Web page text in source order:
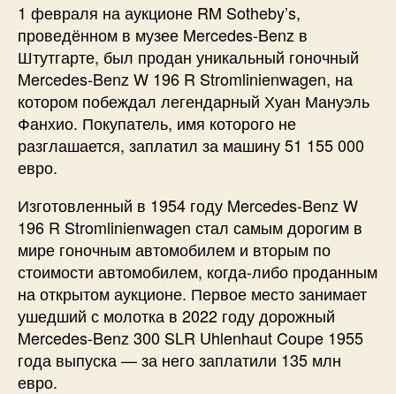
1 февраля на аукционе RM Sotheby’s,
проведённом в музее Mercedes-Benz в
Штутгарте, был продан уникальный гоночный
Mercedes-Benz W 196 R Stromlinienwagen, на
котором побеждал легендарный Хуан Мануэль
Фанхио. Покупатель, имя которого не
разглашается, заплатил за машину 51 155 000
евро.
Изготовленный в 1954 году Mercedes-Benz W
196 R Stromlinienwagen стал самым дорогим в
мире гоночным автомобилем и вторым по
стоимости автомобилем, когда-либо проданным
на открытом аукционе. Первое место занимает
ушедший с молотка в 2022 году дорожный
Mercedes-Benz 300 SLR Uhlenhaut Coupe 1955
года выпуска — за него заплатили 135 млн
евро.